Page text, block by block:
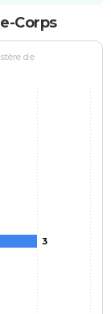
Corps
de
3